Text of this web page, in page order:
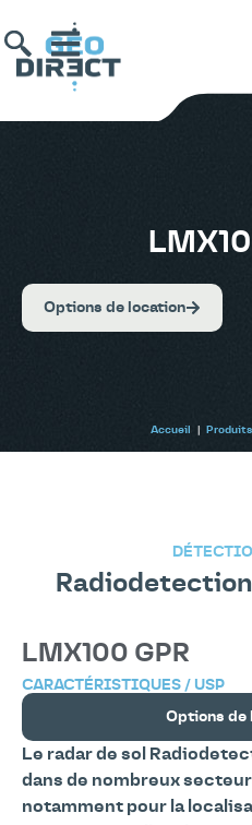
Options de location
Accueil Produits
Le radar de sol
dans de nombreux
notamment pour la
LMX100 GPR
CARACTÉRISTIQUES / USP
Options de